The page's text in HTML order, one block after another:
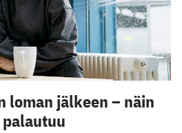
loman jälkeen – näin